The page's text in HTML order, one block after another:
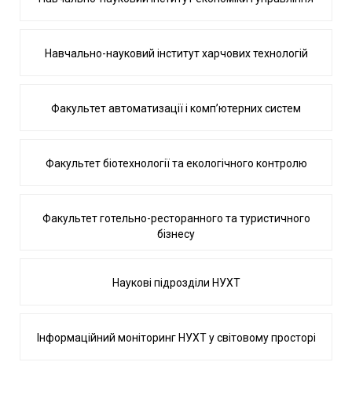
Навчально-науковий інститут харчових технологій
Факультет автоматизації і комп’ютерних систем
Факультет біотехнології та екологічного контролю
Факультет готельно-ресторанного та туристичного
бізнесу
Наукові підрозділи НУХТ
Інформаційний моніторинг НУХТ у світовому просторі